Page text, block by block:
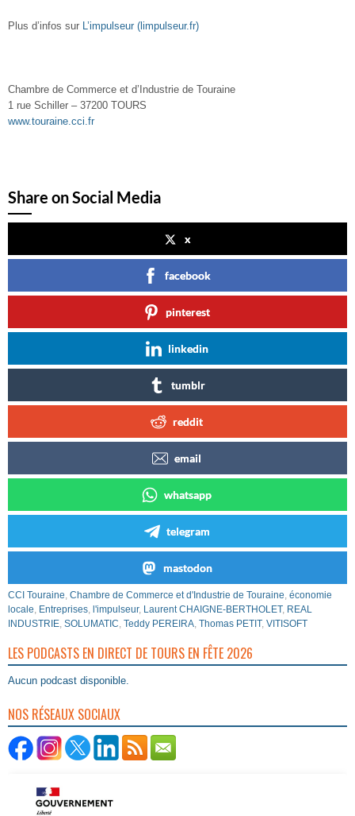
Plus d’infos sur L’impulseur (limpulseur.fr)
Chambre de Commerce et d’Industrie de Touraine
1 rue Schiller – 37200 TOURS
www.touraine.cci.fr
Share on Social Media
x
facebook
pinterest
linkedin
tumblr
reddit
email
whatsapp
telegram
mastodon
CCI Touraine, Chambre de Commerce et d'Industrie de Touraine, économie
locale, Entreprises, l'impulseur, Laurent CHAIGNE-BERTHOLET, REAL
INDUSTRIE, SOLUMATIC, Teddy PEREIRA, Thomas PETIT, VITISOFT
LES PODCASTS EN DIRECT DE TOURS EN FÊTE 2026
Aucun podcast disponible.
NOS RÉSEAUX SOCIAUX